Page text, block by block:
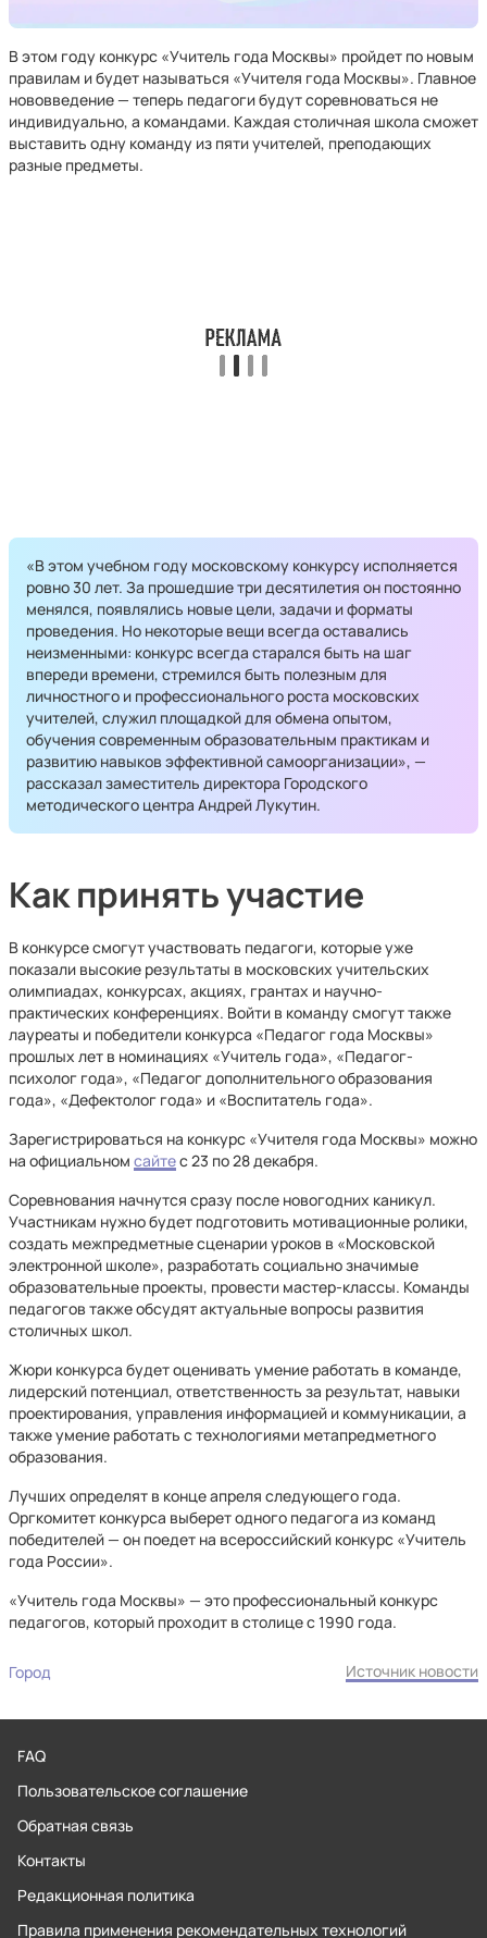
В этом году конкурс «Учитель года Москвы» пройдет по новым
правилам и будет называться «Учителя года Москвы». Главное
нововведение — теперь педагоги будут соревноваться не
индивидуально, а командами. Каждая столичная школа сможет
выставить одну команду из пяти учителей, преподающих
разные предметы.
«В этом учебном году московскому конкурсу исполняется
ровно 30 лет. За прошедшие три десятилетия он постоянно
менялся, появлялись новые цели, задачи и форматы
проведения. Но некоторые вещи всегда оставались
неизменными: конкурс всегда старался быть на шаг
впереди времени, стремился быть полезным для
личностного и профессионального роста московских
учителей, служил площадкой для обмена опытом,
обучения современным образовательным практикам и
развитию навыков эффективной самоорганизации», —
рассказал заместитель директора Городского
методического центра Андрей Лукутин.
Как принять участие
В конкурсе смогут участвовать педагоги, которые уже
показали высокие результаты в московских учительских
олимпиадах, конкурсах, акциях, грантах и научно-
практических конференциях. Войти в команду смогут также
лауреаты и победители конкурса «Педагог года Москвы»
прошлых лет в номинациях «Учитель года», «Педагог-
психолог года», «Педагог дополнительного образования
года», «Дефектолог года» и «Воспитатель года».
Зарегистрироваться на конкурс «Учителя года Москвы» можно
на официальном сайтес 23 по 28 декабря.
Соревнования начнутся сразу после новогодних каникул.
Участникам нужно будет подготовить мотивационные ролики,
создать межпредметные сценарии уроков в «Московской
электронной школе», разработать социально значимые
образовательные проекты, провести мастер-классы. Команды
педагогов также обсудят актуальные вопросы развития
столичных школ.
Жюри конкурса будет оценивать умение работать в команде,
лидерский потенциал, ответственность за результат, навыки
проектирования, управления информацией и коммуникации, а
также умение работать с технологиями метапредметного
образования.
Лучших определят в конце апреля следующего года.
Оргкомитет конкурса выберет одного педагога из команд
победителей — он поедет на всероссийский конкурс «Учитель
года России».
«Учитель года Москвы» — это профессиональный конкурс
педагогов, который проходит в столице с 1990 года.
Город Источник новости
FAQ
Пользовательское соглашение
Обратная связь
Контакты
Редакционная политика
Правила применения рекомендательных технологий